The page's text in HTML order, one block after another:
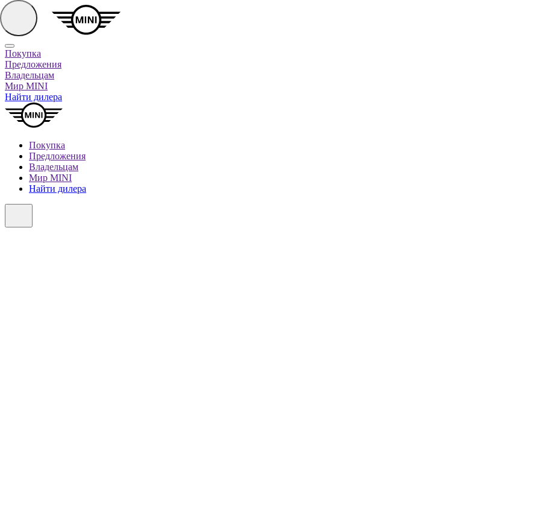
Покупка
Предложения
Владельцам
Мир MINI
Найти дилера
Покупка
Предложения
Владельцам
Мир MINI
Найти дилера